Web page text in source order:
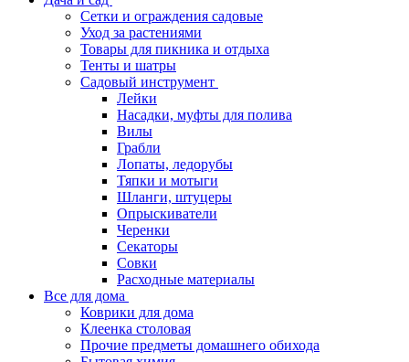
Сетки и ограждения садовые
Уход за растениями
Товары для пикника и отдыха
Тенты и шатры
Садовый инструмент
Лейки
Насадки, муфты для полива
Вилы
Грабли
Лопаты, ледорубы
Тяпки и мотыги
Шланги, штуцеры
Опрыскиватели
Черенки
Секаторы
Совки
Расходные материалы
Все для дома
Коврики для дома
Клеенка столовая
Прочие предметы домашнего обихода